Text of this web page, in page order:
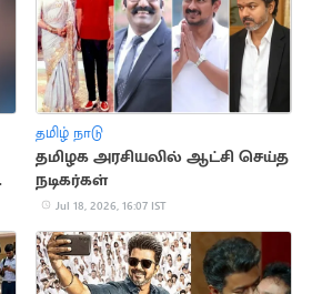
தமிழ் நாடு
தமிழக அரசியலில் ஆட்சி செய்த
நடிகர்கள்
Jul 18, 2026, 16:07 IST